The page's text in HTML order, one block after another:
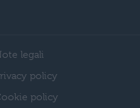
legali
policy
policy